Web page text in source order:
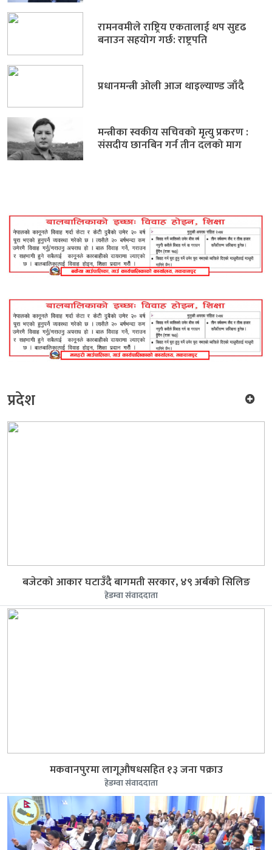
रामनवमीले राष्ट्रिय एकतालाई थप सुदृढ
बनाउन सहयोग गर्छ: राष्ट्रपति
प्रधानमन्त्री ओली आज थाइल्याण्ड जाँदै
मन्त्रीका स्वकीय सचिवको मृत्यु प्रकरण :
संसदीय छानबिन गर्न तीन दलको माग
प्रदेश
बजेटको आकार घटाउँदै बागमती सरकार, ४९ अर्बको सिलिङ
हेडम्वा संवाददाता
मकवानपुरमा लागूऔषधसहित १३ जना पक्राउ
हेडम्वा संवाददाता